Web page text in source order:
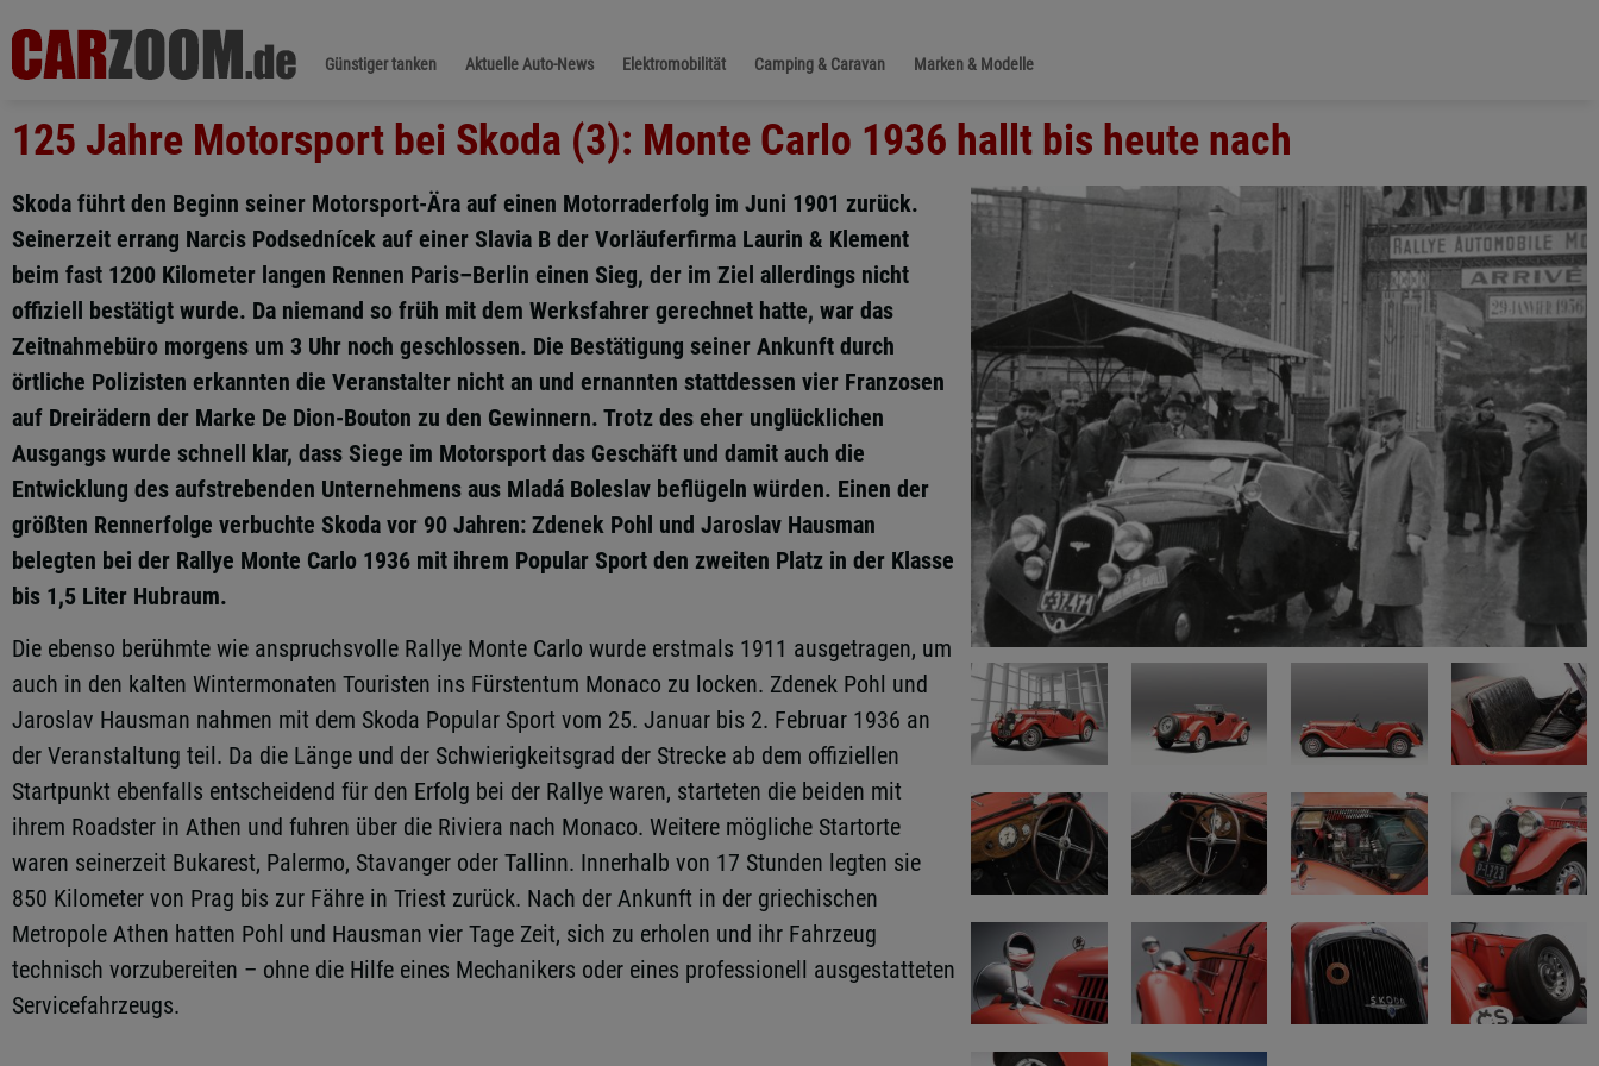
Günstiger tanken Aktuelle Auto-News Elektromobilität Camping & Caravan Marken & Modelle
125 Jahre Motorsport bei Skoda (3): Monte Carlo 1936 hallt bis heute nach
Skoda führt den Beginn seiner Motorsport-Ära auf einen Motorraderfolg im Juni 1901 zurück.
Seinerzeit errang Narcis Podsednícek auf einer Slavia B der Vorläuferfirma Laurin & Klement
beim fast 1200 Kilometer langen Rennen Paris–Berlin einen Sieg, der im Ziel allerdings nicht
offiziell bestätigt wurde. Da niemand so früh mit dem Werksfahrer gerechnet hatte, war das
Zeitnahmebüro morgens um 3 Uhr noch geschlossen. Die Bestätigung seiner Ankunft durch
örtliche Polizisten erkannten die Veranstalter nicht an und ernannten stattdessen vier Franzosen
auf Dreirädern der Marke De Dion-Bouton zu den Gewinnern. Trotz des eher unglücklichen
Ausgangs wurde schnell klar, dass Siege im Motorsport das Geschäft und damit auch die
Entwicklung des aufstrebenden Unternehmens aus Mladá Boleslav beflügeln würden. Einen der
größten Rennerfolge verbuchte Skoda vor 90 Jahren: Zdenek Pohl und Jaroslav Hausman
belegten bei der Rallye Monte Carlo 1936 mit ihrem Popular Sport den zweiten Platz in der Klasse
bis 1,5 Liter Hubraum.
Die ebenso berühmte wie anspruchsvolle Rallye Monte Carlo wurde erstmals 1911 ausgetragen, um
auch in den kalten Wintermonaten Touristen ins Fürstentum Monaco zu locken. Zdenek Pohl und
Jaroslav Hausman nahmen mit dem Skoda Popular Sport vom 25. Januar bis 2. Februar 1936 an
der Veranstaltung teil. Da die Länge und der Schwierigkeitsgrad der Strecke ab dem offiziellen
Startpunkt ebenfalls entscheidend für den Erfolg bei der Rallye waren, starteten die beiden mit
ihrem Roadster in Athen und fuhren über die Riviera nach Monaco. Weitere mögliche Startorte
waren seinerzeit Bukarest, Palermo, Stavanger oder Tallinn. Innerhalb von 17 Stunden legten sie
850 Kilometer von Prag bis zur Fähre in Triest zurück. Nach der Ankunft in der griechischen
Metropole Athen hatten Pohl und Hausman vier Tage Zeit, sich zu erholen und ihr Fahrzeug
technisch vorzubereiten – ohne die Hilfe eines Mechanikers oder eines professionell ausgestatteten
Servicefahrzeugs.